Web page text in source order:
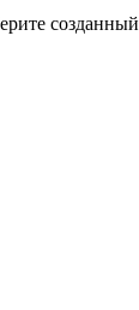
созданный